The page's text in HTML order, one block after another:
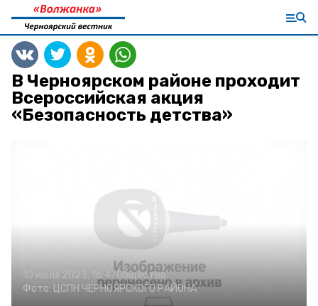
В Черноярском районе проходит
Всероссийская акция
«Безопасность детства»
10 июля 2023, 16:47Общество
Фото: ЦСПН ЧЕРНОЯРСКОГО РАЙОНА